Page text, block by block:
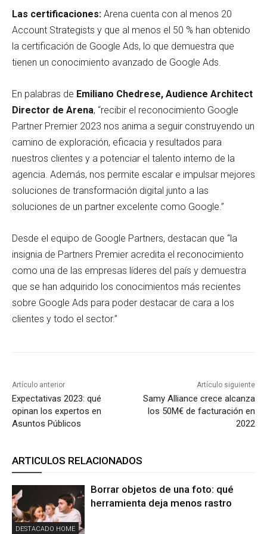
Las certificaciones: Arena cuenta con al menos 20
Account Strategists y que al menos el 50 % han obtenido
la certificación de Google Ads, lo que demuestra que
tienen un conocimiento avanzado de Google Ads.
En palabras de Emiliano Chedrese, Audience Architect
Director de Arena, “recibir el reconocimiento Google
Partner Premier 2023 nos anima a seguir construyendo un
camino de exploración, eficacia y resultados para
nuestros clientes y a potenciar el talento interno de la
agencia. Además, nos permite escalar e impulsar mejores
soluciones de transformación digital junto a las
soluciones de un partner excelente como Google.”
Desde el equipo de Google Partners, destacan que “la
insignia de Partners Premier acredita el reconocimiento
como una de las empresas líderes del país y demuestra
que se han adquirido los conocimientos más recientes
sobre Google Ads para poder destacar de cara a los
clientes y todo el sector.”
Artículo anterior
Expectativas 2023: qué
opinan los expertos en
Asuntos Públicos
Artículo siguiente
Samy Alliance crece alcanza
los 50M€ de facturación en
2022
ARTICULOS RELACIONADOS
DESTACADO HOME
Borrar objetos de una foto: qué
herramienta deja menos rastro